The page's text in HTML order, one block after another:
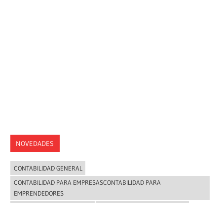
NOVEDADES
CONTABILIDAD GENERAL
CONTABILIDAD PARA EMPRESASCONTABILIDAD PARA
EMPRENDEDORES